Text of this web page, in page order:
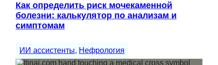
Как определить риск мочекаменной
болезни: калькулятор по анализам и
симптомам
ИИ ассистенты, Нефрология